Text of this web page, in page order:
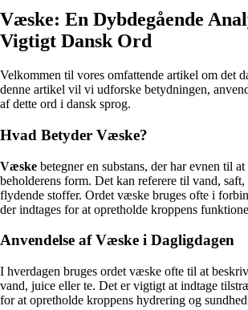
Væske: En Dybdegående
Vigtigt Dansk Ord
Velkommen til vores omfattende artikel om det
denne artikel vil vi udforske betydningen,
af dette ord i dansk sprog.
Hvad Betyder Væske?
Væske betegner en substans, der har evnen til
beholderens form. Det kan referere til vand,
flydende stoffer. Ordet væske bruges ofte i
der indtages for at opretholde kroppens
Anvendelse af Væske i Dagligdagen
I hverdagen bruges ordet væske ofte til at
vand, juice eller te. Det er vigtigt at indtage
for at opretholde kroppens hydrering og